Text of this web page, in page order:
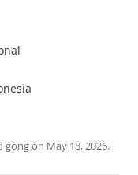
gongon May 18, 2026.